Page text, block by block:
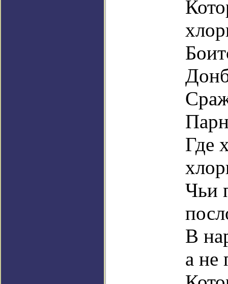
Где
Чьи
В
а не